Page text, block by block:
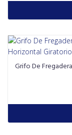
Grifo De